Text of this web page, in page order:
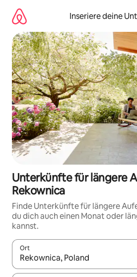
Inhalten
springen
Inseriere deine
Unterkünfte für längere
Rekownica
Finde Unterkünfte für längere
du dich auch einen Monat oder
kannst.
Ort
Wenn Ergebnisse verfügbar sind,